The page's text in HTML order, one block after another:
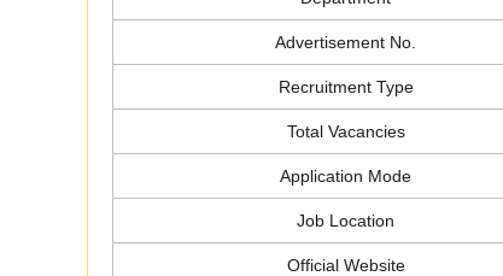
Advertisement No.
Recruitment Type
Total Vacancies
Application Mode
Job Location
Official Website